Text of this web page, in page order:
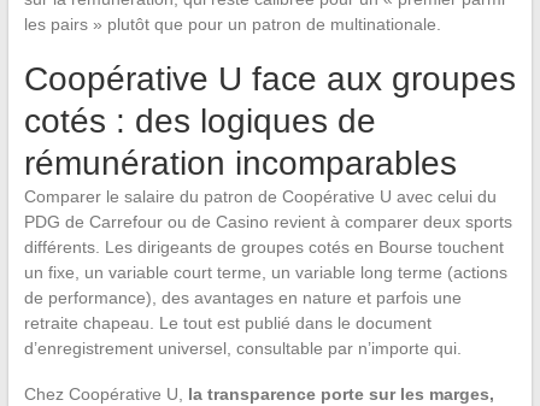
les pairs » plutôt que pour un patron de multinationale.
Coopérative U face aux groupes
cotés : des logiques de
rémunération incomparables
Comparer le salaire du patron de Coopérative U avec celui du
PDG de Carrefour ou de Casino revient à comparer deux sports
différents. Les dirigeants de groupes cotés en Bourse touchent
un fixe, un variable court terme, un variable long terme (actions
de performance), des avantages en nature et parfois une
retraite chapeau. Le tout est publié dans le document
d’enregistrement universel, consultable par n’importe qui.
Chez Coopérative U, la transparence porte sur les marges,